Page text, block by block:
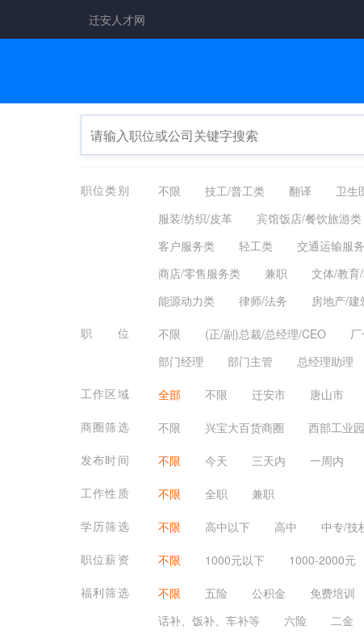
迁安人才网
职位类别 不限 技工/普工类 翻译 卫生
服装/纺织/皮革
宾馆饭店/餐饮旅游类
客户服务类
轻工类 交通运输服务
商店/零售服务类
兼职 文体/教育
能源动力类
律师/法务 房地产/建
职位
不限 (正/副)总裁/总经理/CEO
部门经理
部门主管 总经理助理
工作区域
全部 不限 迁安市 唐山市
商圈筛选
不限 兴宝大百货商圈 西部工业
发布时间
不限 今天 三天内 一周内
工作性质
不限 全职
兼职
学历筛选
不限 高中以下 高中 中专/技
职位薪资
不限 1000元以下 1000-2000元
福利筛选
不限 五险 公积金 免费培训
话补、饭补、车补等
六险 二金